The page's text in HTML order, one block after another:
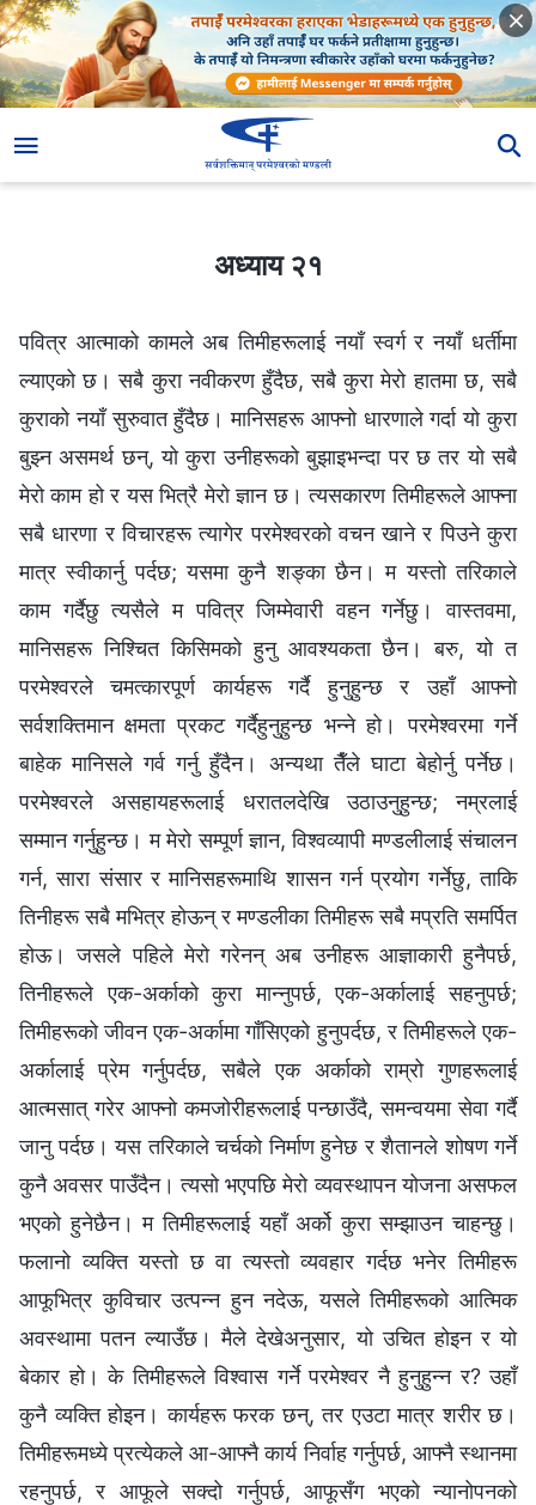
अध्याय २१
पवित्र आत्माको कामले अब तिमीहरूलाई नयाँ स्वर्ग र नयाँ धर्तीमा
ल्याएको छ। सबै कुरा नवीकरण हुँदैछ, सबै कुरा मेरो हातमा छ, सबै
कुराको नयाँ सुरुवात हुँदैछ। मानिसहरू आफ्नो धारणाले गर्दा यो कुरा
बुझ्न असमर्थ छन्, यो कुरा उनीहरूको बुझाइभन्दा पर छ तर यो सबै
मेरो काम हो र यस भित्रै मेरो ज्ञान छ। त्यसकारण तिमीहरूले आफ्ना
सबै धारणा र विचारहरू त्यागेर परमेश्‍वरको वचन खाने र पिउने कुरा
मात्र स्वीकार्नु पर्दछ; यसमा कुनै शङ्का छैन। म यस्तो तरिकाले
काम गर्दैछु त्यसैले म पवित्र जिम्मेवारी वहन गर्नेछु। वास्तवमा,
मानिसहरू निश्‍चित किसिमको हुनु आवश्यकता छैन। बरु, यो त
परमेश्‍वरले चमत्कारपूर्ण कार्यहरू गर्दै हुनुहुन्छ र उहाँ आफ्नो
सर्वशक्तिमान क्षमता प्रकट गर्दैहुनुहुन्छ भन्‍ने हो। परमेश्‍वरमा गर्ने
बाहेक मानिसले गर्व गर्नु हुँदैन। अन्यथा तैँले घाटा बेहोर्नु पर्नेछ।
परमेश्‍वरले असहायहरूलाई धरातलदेखि उठाउनुहुन्छ; नम्रलाई
सम्मान गर्नुहुन्छ। म मेरो सम्पूर्ण ज्ञान, विश्‍वव्यापी मण्डलीलाई संचालन
गर्न, सारा संसार र मानिसहरूमाथि शासन गर्न प्रयोग गर्नेछु, ताकि
तिनीहरू सबै मभित्र होऊन् र मण्डलीका तिमीहरू सबै मप्रति समर्पित
होऊ। जसले पहिले मेरो गरेनन् अब उनीहरू आज्ञाकारी हुनैपर्छ,
तिनीहरूले एक-अर्काको कुरा मान्‍नुपर्छ, एक-अर्कालाई सहनुपर्छ;
तिमीहरूको जीवन एक-अर्कामा गाँसिएको हुनुपर्दछ, र तिमीहरूले एक-
अर्कालाई प्रेम गर्नुपर्दछ, सबैले एक अर्काको राम्रो गुणहरूलाई
आत्मसात् गरेर आफ्नो कमजोरीहरूलाई पन्छाउँदै, समन्वयमा सेवा गर्दै
जानु पर्दछ। यस तरिकाले चर्चको निर्माण हुनेछ र शैतानले शोषण गर्ने
कुनै अवसर पाउँदैन। त्यसो भएपछि मेरो व्यवस्थापन योजना असफल
भएको हुनेछैन। म तिमीहरूलाई यहाँ अर्को कुरा सम्झाउन चाहन्छु।
फलानो व्यक्ति यस्तो छ वा त्यस्तो व्यवहार गर्दछ भनेर तिमीहरू
आफूभित्र कुविचार उत्पन्न हुन नदेऊ, यसले तिमीहरूको आत्मिक
अवस्थामा पतन ल्याउँछ। मैले देखेअनुसार, यो उचित होइन र यो
बेकार हो। के तिमीहरूले विश्‍वास गर्ने परमेश्‍वर नै हुनुहुन्‍न र? उहाँ
कुनै व्यक्ति होइन। कार्यहरू फरक छन्, तर एउटा मात्र शरीर छ।
तिमीहरूमध्ये प्रत्येकले आ-आफ्नै कार्य निर्वाह गर्नुपर्छ, आफ्नै स्थानमा
रहनुपर्छ, र आफूले सक्दो गर्नुपर्छ, आफूसँग भएको न्यानोपनको